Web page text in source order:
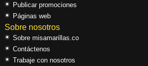
Publicar promociones
Páginas web
Sobre nosotros
Sobre misamarillas.co
Contáctenos
Trabaje con nosotros